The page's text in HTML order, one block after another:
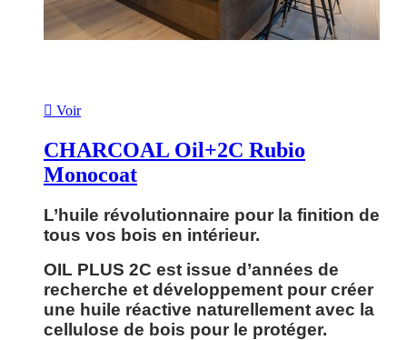
 Voir
CHARCOAL Oil+2C Rubio
Monocoat
L’huile révolutionnaire pour la finition de
tous vos bois en intérieur.
OIL PLUS 2C est issue d’années de
recherche et développement pour créer
une huile réactive naturellement avec la
cellulose de bois pour le protéger.